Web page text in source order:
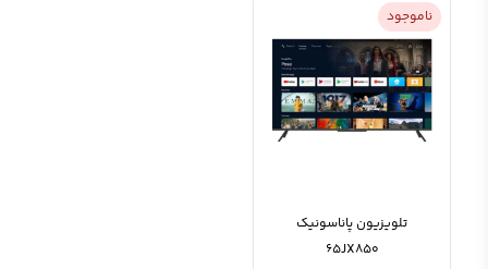
ناموجود
تلویزیون پاناسونیک
65JX850